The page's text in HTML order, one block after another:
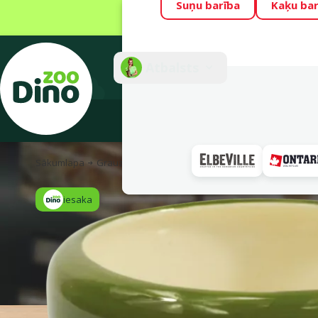
Visu mēnesi
Fotokonkurss
Suņu barība Kaķu
Sākumlapa Grauzējiem Barošanas trauki un aksesuāri
iesaka